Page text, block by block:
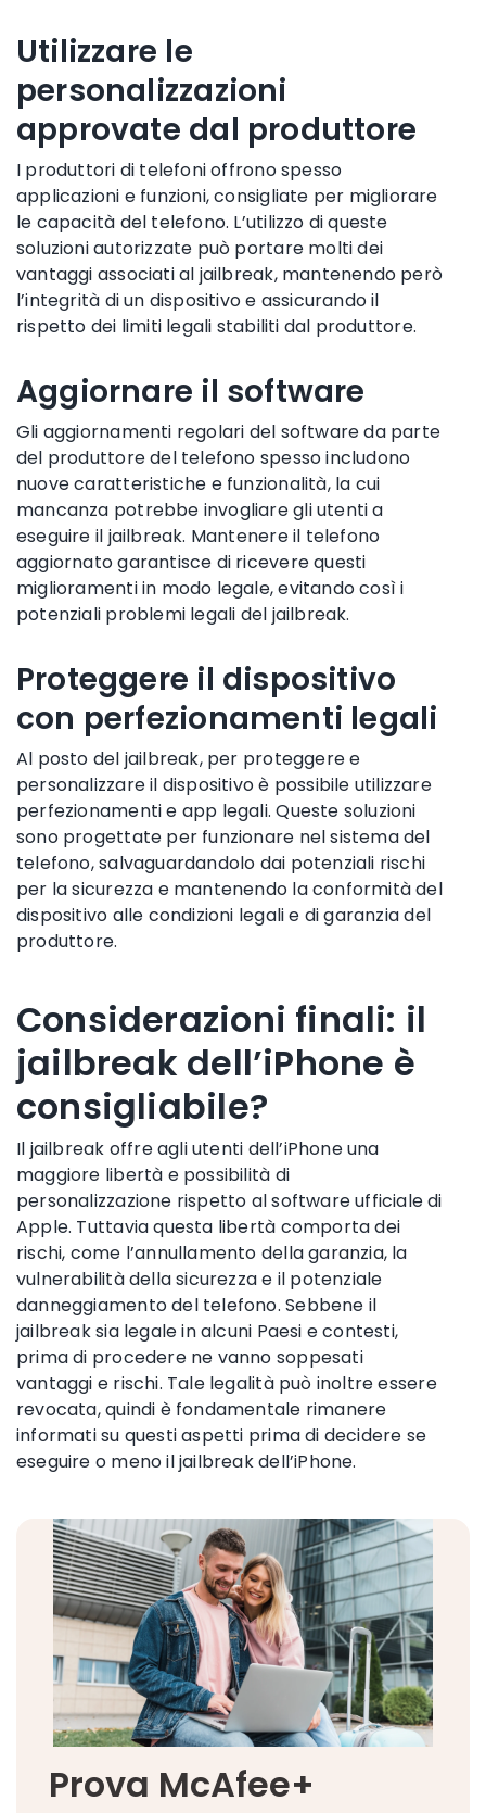
Utilizzare le
personalizzazioni
approvate dal produttore
I produttori di telefoni offrono spesso
applicazioni e funzioni, consigliate per migliorare
le capacità del telefono. L’utilizzo di queste
soluzioni autorizzate può portare molti dei
vantaggi associati al jailbreak, mantenendo però
l’integrità di un dispositivo e assicurando il
rispetto dei limiti legali stabiliti dal produttore.
Aggiornare il software
Gli aggiornamenti regolari del software da parte
del produttore del telefono spesso includono
nuove caratteristiche e funzionalità, la cui
mancanza potrebbe invogliare gli utenti a
eseguire il jailbreak. Mantenere il telefono
aggiornato garantisce di ricevere questi
miglioramenti in modo legale, evitando così i
potenziali problemi legali del jailbreak.
Proteggere il dispositivo
con perfezionamenti legali
Al posto del jailbreak, per proteggere e
personalizzare il dispositivo è possibile utilizzare
perfezionamenti e app legali. Queste soluzioni
sono progettate per funzionare nel sistema del
telefono, salvaguardandolo dai potenziali rischi
per la sicurezza e mantenendo la conformità del
dispositivo alle condizioni legali e di garanzia del
produttore.
Considerazioni finali: il
jailbreak dell’iPhone è
consigliabile?
Il jailbreak offre agli utenti dell’iPhone una
maggiore libertà e possibilità di
personalizzazione rispetto al software ufficiale di
Apple. Tuttavia questa libertà comporta dei
rischi, come l’annullamento della garanzia, la
vulnerabilità della sicurezza e il potenziale
danneggiamento del telefono. Sebbene il
jailbreak sia legale in alcuni Paesi e contesti,
prima di procedere ne vanno soppesati
vantaggi e rischi. Tale legalità può inoltre essere
revocata, quindi è fondamentale rimanere
informati su questi aspetti prima di decidere se
eseguire o meno il jailbreak dell’iPhone.
Prova McAfee+